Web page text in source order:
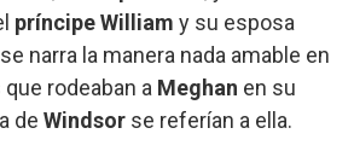
príncipe William y su esposa
narra la manera nada amable en
rodeaban a Meghan en su
de Windsor se referían a ella.